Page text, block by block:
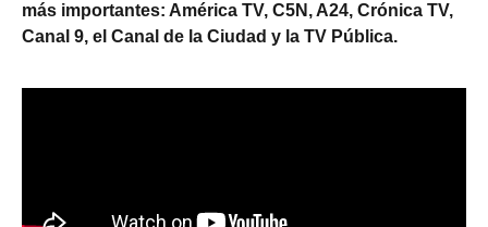
más importantes: América TV, C5N, A24, Crónica TV,
Canal 9, el Canal de la Ciudad y la TV Pública.